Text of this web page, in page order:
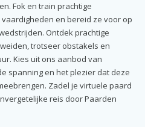
Fok en train prachtige
en bereid ze voor op
Ontdek prachtige
trotseer obstakels en
Kies uit ons aanbod van
spanning en het plezier dat deze
Zadel je virtuele paard
reis door Paarden